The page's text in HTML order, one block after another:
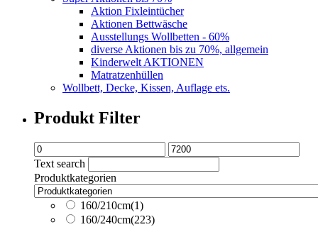
Aktion Fixleintücher
Aktionen Bettwäsche
Ausstellungs Wollbetten - 60%
diverse Aktionen bis zu 70%, allgemein
Kinderwelt AKTIONEN
Matratzenhüllen
Wollbett, Decke, Kissen, Auflage ets.
Produkt Filter
Text search
Produktkategorien
160/210cm(1)
160/240cm(223)